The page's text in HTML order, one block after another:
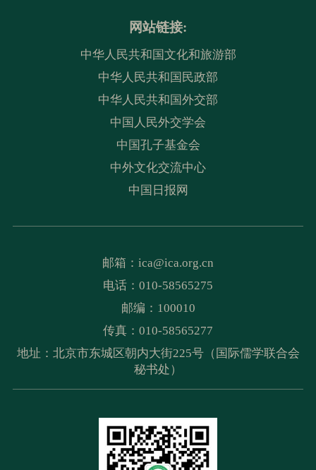
网站链接:
中华人民共和国文化和旅游部
中华人民共和国民政部
中华人民共和国外交部
中国人民外交学会
中国孔子基金会
中外文化交流中心
中国日报网
邮箱： ica@ica.org.cn
电话：010-58565275
邮编：100010
传真：010-58565277
地址：北京市东城区朝内大街225号（国际儒学联合会
秘书处）